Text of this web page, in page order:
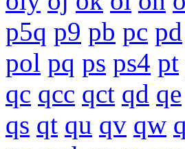
p5q p9 pb pc pd
pol pq ps ps4 pt
qc qcc qct qd qe
qs qt qu qv qw